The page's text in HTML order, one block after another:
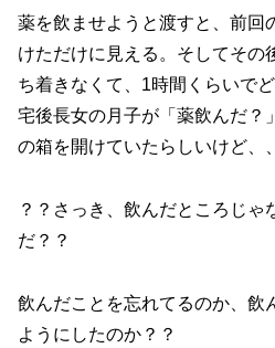
薬を飲ませようと渡すと、前回
けただけに見える。そしてその
ち着きなくて、1時間くらいで
宅後長女の月子が「薬飲んだ？
の箱を開けていたらしいけど、
？？さっき、飲んだところじゃ
だ？？
飲んだことを忘れてるのか、飲
ようにしたのか？？